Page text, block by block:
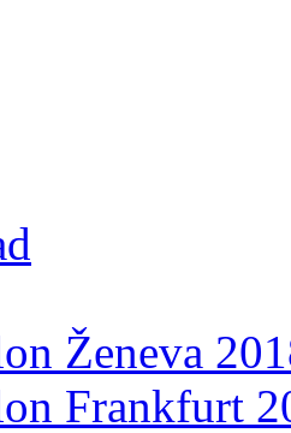
Ženeva
Frankfurt